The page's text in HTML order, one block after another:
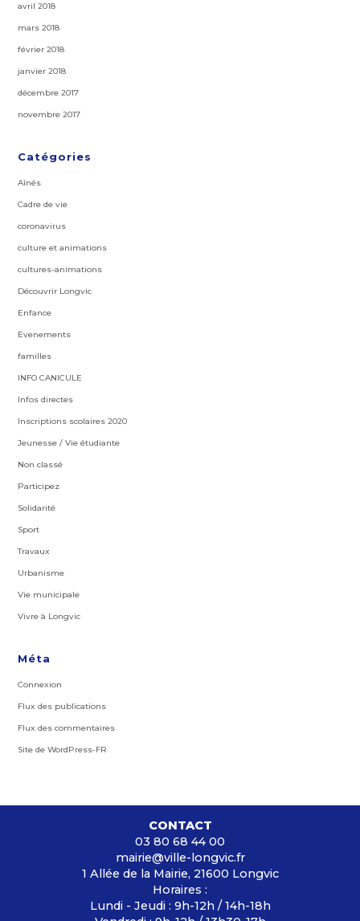
avril 2018
mars 2018
février 2018
janvier 2018
décembre 2017
novembre 2017
Catégories
Aînés
Cadre de vie
coronavirus
culture et animations
cultures-animations
Découvrir Longvic
Enfance
Evenements
familles
INFO CANICULE
Infos directes
Inscriptions scolaires 2020
Jeunesse / Vie étudiante
Non classé
Participez
Solidarité
Sport
Travaux
Urbanisme
Vie municipale
Vivre à Longvic
Méta
Connexion
Flux des publications
Flux des commentaires
Site de WordPress-FR
CONTACT
03 80 68 44 00
mairie@ville-longvic.fr
1 Allée de la Mairie, 21600 Longvic
Horaires :
Lundi - Jeudi : 9h-12h / 14h-18h